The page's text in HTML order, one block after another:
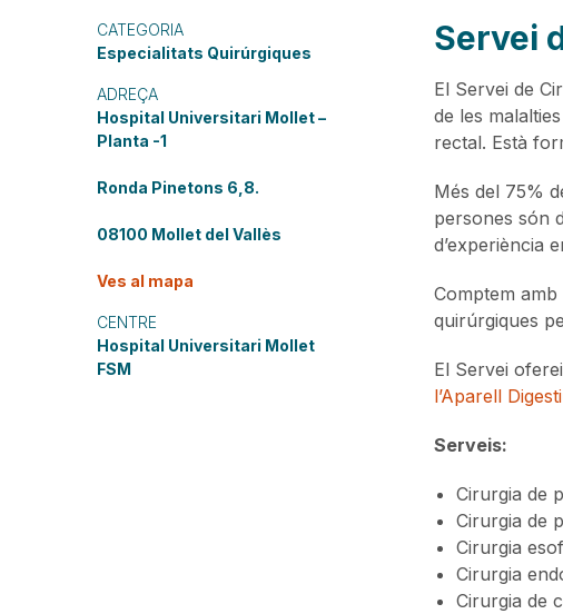
CATEGORIA
Especialitats Quirúrgiques
ADREÇA
Hospital Universitari Mollet –
Planta -1
Ronda Pinetons 6,8.
08100 Mollet del Vallès
Ves al mapa
CENTRE
Hospital Universitari Mollet
FSM
Servei
El Servei de
de les
rectal. Està
Més del 75%
persones són
d’experiència
Comptem
quirúrgiques
El Servei
l’Aparell
Serveis:
Cirurgia de
Cirurgia de
Cirurgia
Cirurgia
Cirurgia de